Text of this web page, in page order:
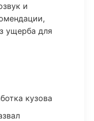
и
ущерба для
кузова